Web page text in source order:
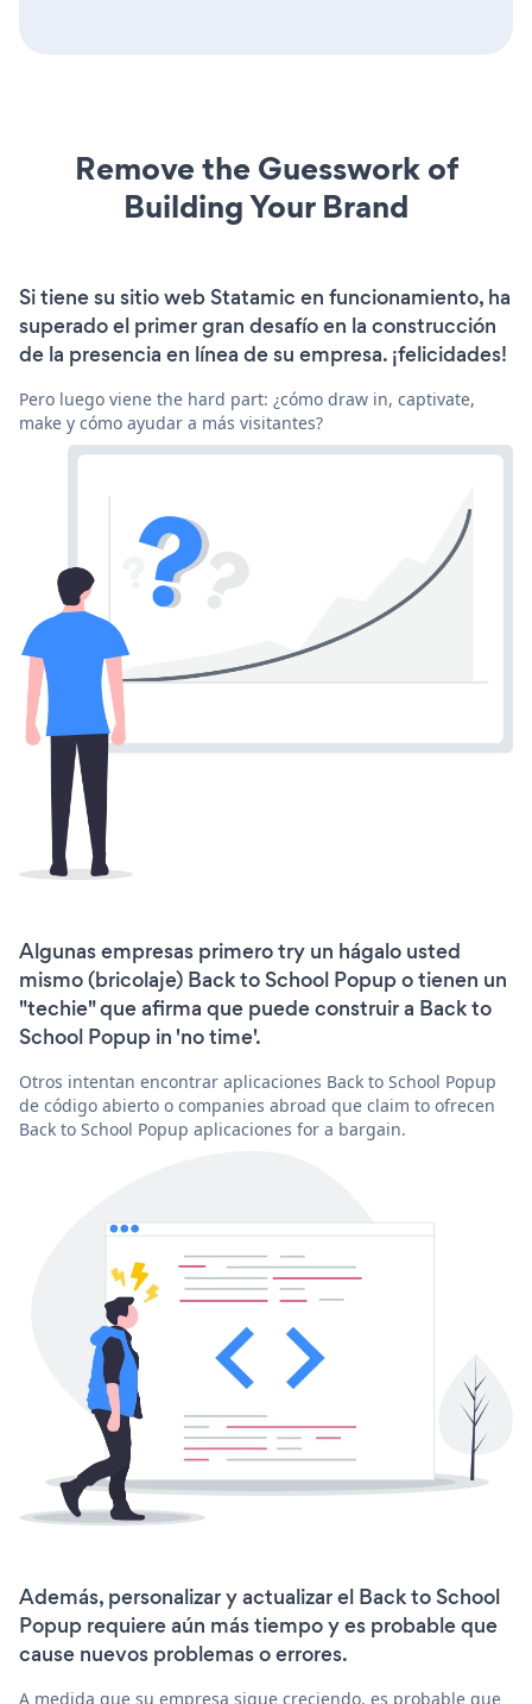
Remove the Guesswork of
Building Your Brand
Si tiene su sitio web Statamic en funcionamiento, ha
superado el primer gran desafío en la construcción
de la presencia en línea de su empresa. ¡felicidades!
Pero luego viene the hard part: ¿cómo draw in, captivate,
make y cómo ayudar a más visitantes?
Algunas empresas primero try un hágalo usted
mismo (bricolaje) Back to School Popup o tienen un
"techie" que afirma que puede construir a Back to
School Popup in 'no time'.
Otros intentan encontrar aplicaciones Back to School Popup
de código abierto o companies abroad que claim to ofrecen
Back to School Popup aplicaciones for a bargain.
Además, personalizar y actualizar el Back to School
Popup requiere aún más tiempo y es probable que
cause nuevos problemas o errores.
A medida que su empresa sigue creciendo, es probable que